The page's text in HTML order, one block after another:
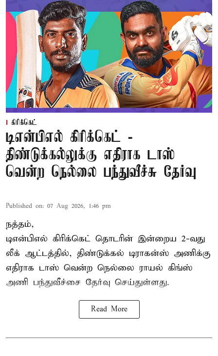
கிரிக்கெட்
டிஎன்பிஎல் கிரிக்கெட் -
திண்டுக்கல்லுக்கு எதிராக டாஸ்
வென்ற நெல்லை பந்துவீச்சு தேர்வு
Published on: 07 Aug 2026, 1:46 pm
நத்தம்,
டிஎன்பிஎல் கிரிக்கெட் தொடரின் இன்றைய 2-வது
லீக் ஆட்டத்தில், திண்டுக்கல் டிராகன்ஸ் அணிக்கு
எதிராக டாஸ் வென்ற நெல்லை ராயல் கிங்ஸ்
அணி பந்துவீச்சை தேர்வு செய்துள்ளது.
Read More